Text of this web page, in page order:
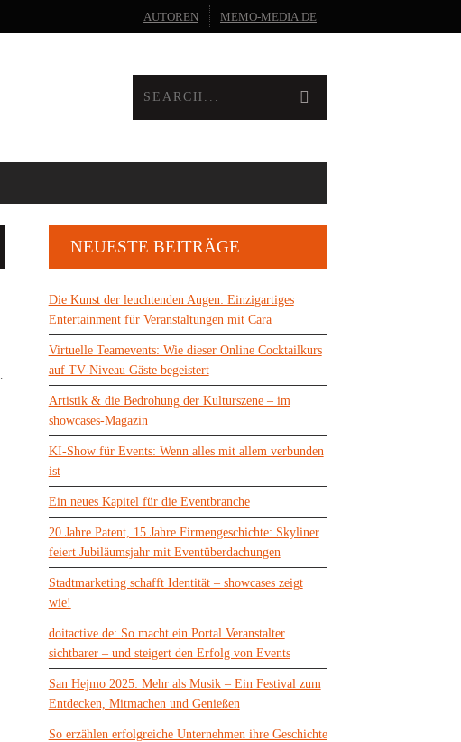
AUTOREN MEMO-MEDIA.DE
NEUESTE BEITRÄGE
Die Kunst der leuchtenden Augen: Einzigartiges
Entertainment für Veranstaltungen mit Cara
Virtuelle Teamevents: Wie dieser Online Cocktailkurs
auf TV-Niveau Gäste begeistert
Artistik & die Bedrohung der Kulturszene – im
showcases-Magazin
KI-Show für Events: Wenn alles mit allem verbunden
ist
Ein neues Kapitel für die Eventbranche
20 Jahre Patent, 15 Jahre Firmengeschichte: Skyliner
feiert Jubiläumsjahr mit Eventüberdachungen
Stadtmarketing schafft Identität – showcases zeigt
wie!
doitactive.de: So macht ein Portal Veranstalter
sichtbarer – und steigert den Erfolg von Events
San Hejmo 2025: Mehr als Musik – Ein Festival zum
Entdecken, Mitmachen und Genießen
So erzählen erfolgreiche Unternehmen ihre Geschichte